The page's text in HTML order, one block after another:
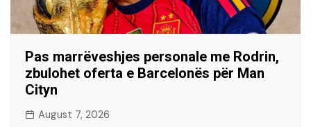
Pas marrëveshjes personale me Rodrin,
zbulohet oferta e Barcelonës për Man
Cityn
August 7, 2026